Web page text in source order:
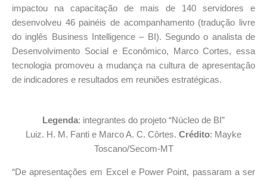
impactou na capacitação de mais de 140 servidores e
desenvolveu 46 painéis de acompanhamento (tradução livre
do inglês Business Intelligence – BI). Segundo o analista de
Desenvolvimento Social e Econômico, Marco Cortes, essa
tecnologia promoveu a mudança na cultura de apresentação
de indicadores e resultados em reuniões estratégicas.
Legenda: integrantes do projeto “Núcleo de BI”
Luiz. H. M. Fanti e Marco A. C. Côrtes. Crédito: Mayke
Toscano/Secom-MT
“De apresentações em Excel e Power Point, passaram a ser